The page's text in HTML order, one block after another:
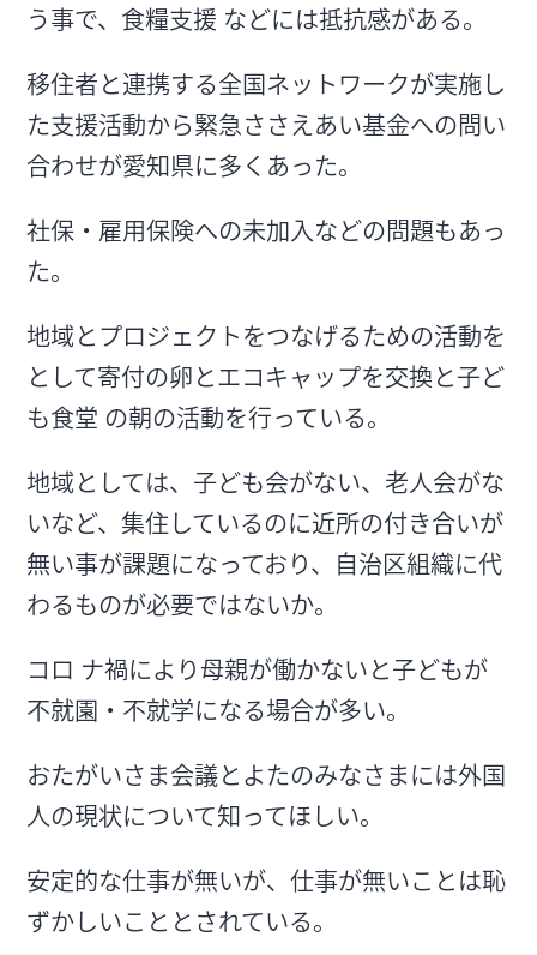
う事で、食糧支援 などには抵抗感がある。
移住者と連携する全国ネットワークが実施し
た支援活動から緊急ささえあい基金への問い
合わせが愛知県に多くあった。
社保・雇用保険への未加入などの問題もあっ
た。
地域とプロジェクトをつなげるための活動を
として寄付の卵とエコキャップを交換と子ど
も食堂 の朝の活動を行っている。
地域としては、子ども会がない、老人会がな
いなど、集住しているのに近所の付き合いが
無い事が課題になっており、自治区組織に代
わるものが必要ではないか。
コロ ナ禍により母親が働かないと子どもが
不就園・不就学になる場合が多い。
おたがいさま会議とよたのみなさまには外国
人の現状について知ってほしい。
安定的な仕事が無いが、仕事が無いことは恥
ずかしいこととされている。